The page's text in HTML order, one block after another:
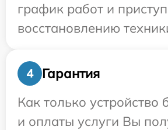
график работ и
восстановлению
4
Гарантия
Как только устройство
и оплаты услуги Вы